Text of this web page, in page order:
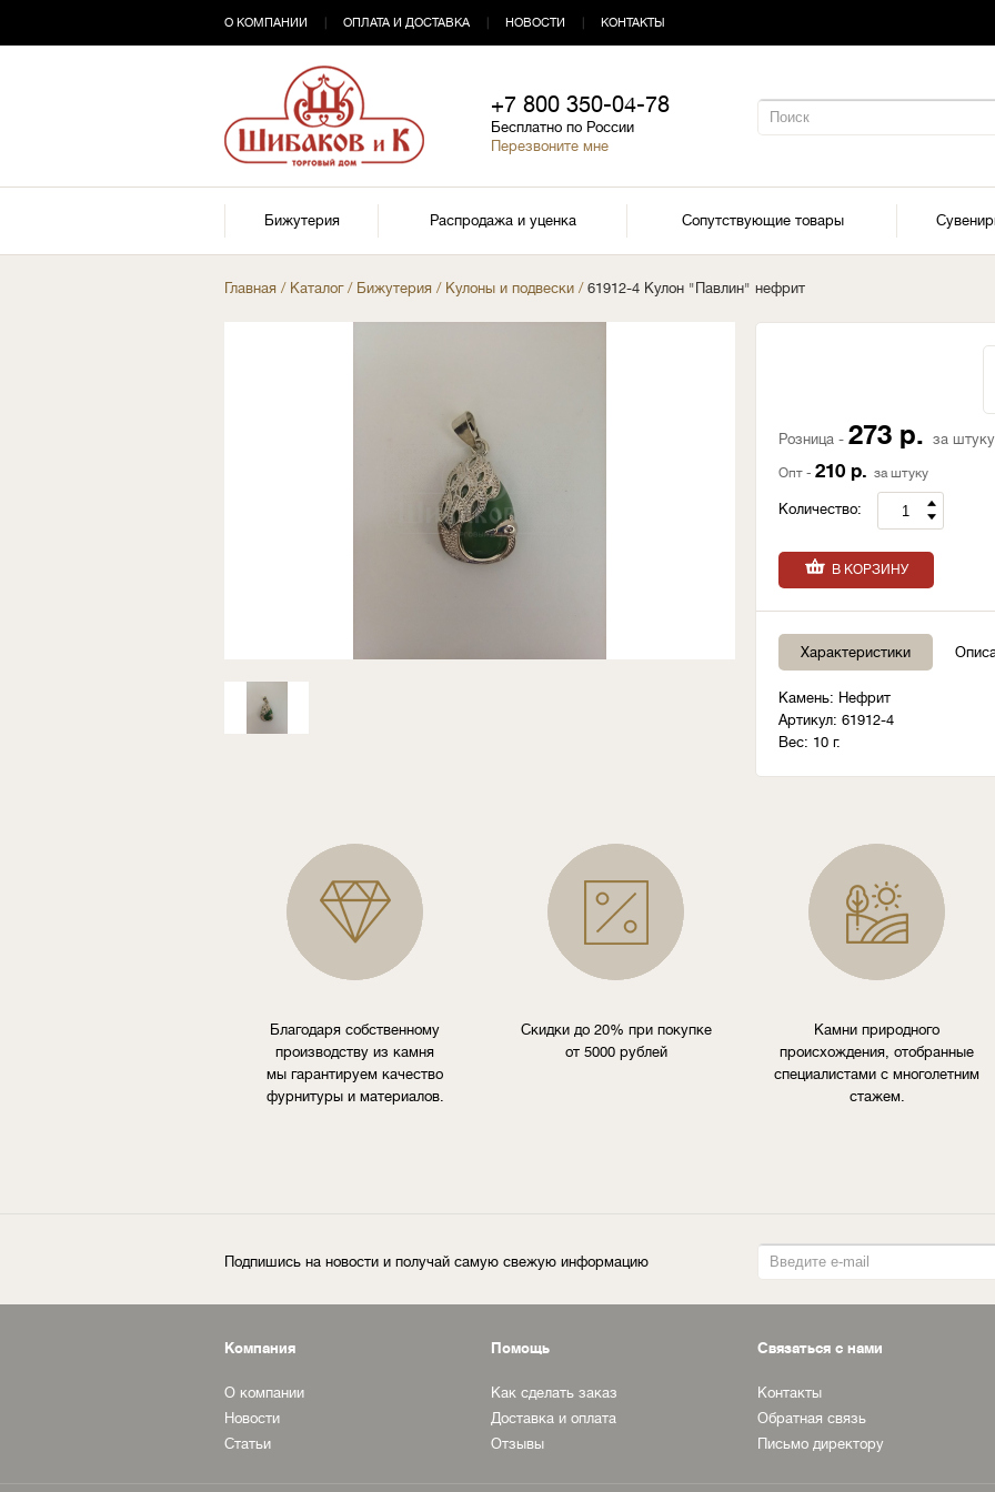
О КОМПАНИИ ОПЛАТА И ДОСТАВКА НОВОСТИ КОНТАКТЫ
+7 800 350-04-78
Бесплатно по России
Перезвоните мне
Бижутерия Распродажа и уценка Сопутствующие товары
Главная / Каталог/ Бижутерия / Кулоны и подвески / 61912-4 Кулон "Павлин" нефрит
Розница - 273 р. за штуку
Опт - 210 р. за штуку
Количество:
В КОРЗИНУ
Характеристики
Камень: Нефрит
Артикул: 61912-4
Вес: 10 г.
Благодаря собственному
производству из камня
мы гарантируем качество
фурнитуры и материалов.
Скидки до 20% при покупке
от 5000 рублей
Камни природного
происхождения, отобранные
специалистами с многолетним
стажем.
Подпишись на новости и получай самую свежую информацию
Компания
О компании
Новости
Статьи
Помощь
Как сделать заказ
Доставка и оплата
Отзывы
Связаться с нами
Контакты
Обратная связь
Письмо директору